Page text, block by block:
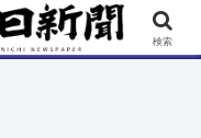
街ネタ イベント
検索